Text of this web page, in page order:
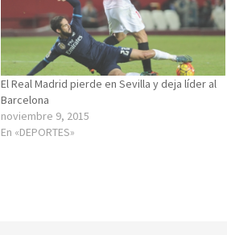
El Real Madrid pierde en Sevilla y deja líder al
Barcelona
noviembre 9, 2015
En «DEPORTES»